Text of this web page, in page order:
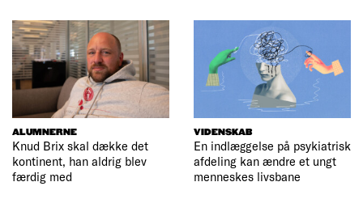
ALUMNERNE
Knud Brix skal dække det
kontinent, han aldrig blev
færdig med
VIDENSKAB
En indlæggelse på psykiatrisk
afdeling kan ændre et ungt
menneskes livsbane